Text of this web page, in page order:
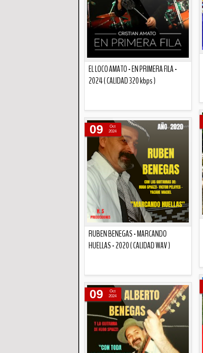
EL LOCO AMATO - EN PRIMERA FILA -
2024 ( CALIDAD 320 kbps )
RUBEN BENEGAS - MARCANDO
HUELLAS - 2020 ( CALIDAD WAV )
09
Oct
2024
09
Oct
2024